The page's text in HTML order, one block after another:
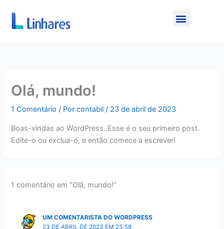
Menu
Olá, mundo!
1 Comentário / Porcontabil/ 23 de abril de 2023
Boas-vindas ao WordPress. Esse é o seu primeiro post.
Edite-o ou exclua-o, e então comece a escrever!
1 comentário em “Olá, mundo!”
UM COMENTARISTA DO WORDPRESS
23 DE ABRIL DE 2023 EM 23:58